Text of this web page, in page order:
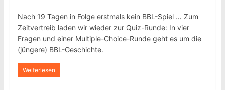
Nach 19 Tagen in Folge erstmals kein BBL-Spiel … Zum
Zeitvertreib laden wir wieder zur Quiz-Runde: In vier
Fragen und einer Multiple-Choice-Runde geht es um die
(jüngere) BBL-Geschichte.
Weiterlesen